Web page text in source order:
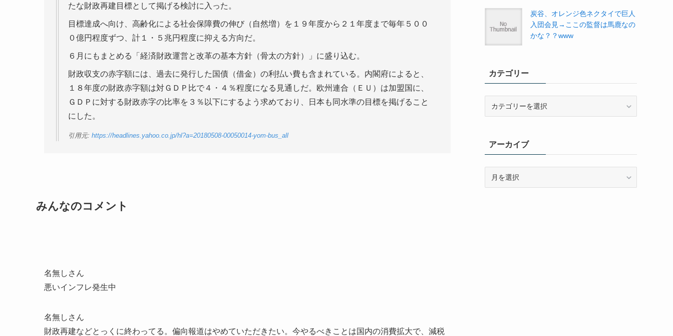
たな財政再建目標として掲げる検討に入った。
目標達成へ向け、高齢化による社会保障費の伸び（自然増）を１９年度から２１年度まで毎年５００
０億円程度ずつ、計１・５兆円程度に抑える方向だ。
６月にもまとめる「経済財政運営と改革の基本方針（骨太の方針）」に盛り込む。
財政収支の赤字額には、過去に発行した国債（借金）の利払い費も含まれている。内閣府によると、
１８年度の財政赤字額は対ＧＤＰ比で４・４％程度になる見通しだ。欧州連合（ＥＵ）は加盟国に、
ＧＤＰに対する財政赤字の比率を３％以下にするよう求めており、日本も同水準の目標を掲げること
にした。
引用元: https://headlines.yahoo.co.jp/hl?a=20180508-00050014-yom-bus_all
みんなのコメント
名無しさん
悪いインフレ発生中
名無しさん
財政再建などとっくに終わってる。偏向報道はやめていただきたい。今やるべきことは国内の消費拡大で、減税
炭谷、オレンジ色ネクタイで巨人
入団会見→ここの監督は馬鹿なの
かな？？www
カテゴリー
ーアーカイブ